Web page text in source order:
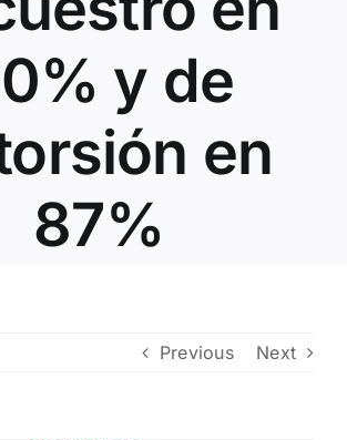
y de
en
87%
Previous Next